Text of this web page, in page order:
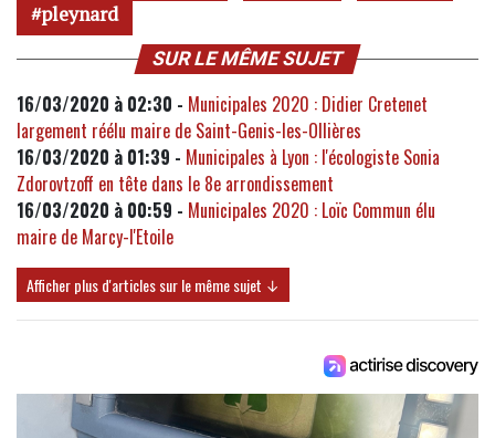
pleynard
SUR LE MÊME SUJET
16/03/2020 à 02:30 - Municipales 2020 : Didier Cretenet
largement réélu maire de Saint-Genis-les-Ollières
16/03/2020 à 01:39 - Municipales à Lyon : l'écologiste Sonia
Zdorovtzoff en tête dans le 8e arrondissement
16/03/2020 à 00:59 - Municipales 2020 : Loïc Commun élu
maire de Marcy-l'Etoile
Afficher plus d'articles sur le même sujet ↓